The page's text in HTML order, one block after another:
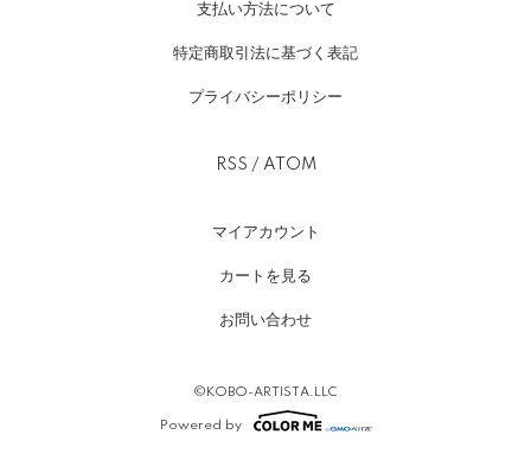
支払い方法について
特定商取引法に基づく表記
プライバシーポリシー
RSS / ATOM
マイアカウント
カートを見る
お問い合わせ
©KOBO-ARTISTA.LLC
Powered by